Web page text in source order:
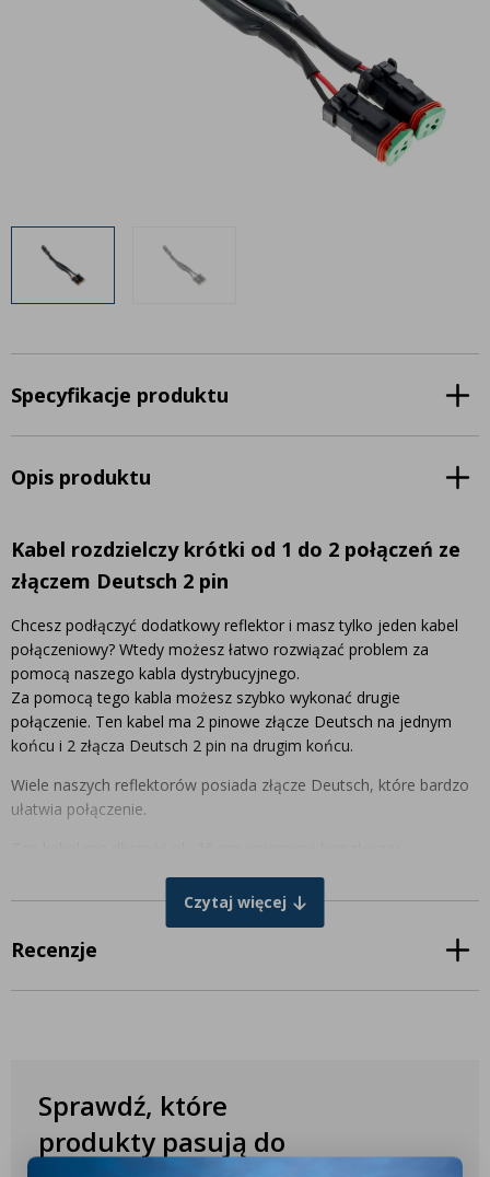
Często zadawane pytania
+48 81 884 70 94
Często zadawane pytania
Specyfikacje produktu
Opis produktu
Kabel rozdzielczy krótki od 1 do 2 połączeń ze
złączem Deutsch 2 pin
Chcesz podłączyć dodatkowy reflektor i masz tylko jeden kabel
połączeniowy? Wtedy możesz łatwo rozwiązać problem za
pomocą naszego kabla dystrybucyjnego.
Za pomocą tego kabla możesz szybko wykonać drugie
połączenie. Ten kabel ma 2 pinowe złącze Deutsch na jednym
końcu i 2 złącza Deutsch 2 pin na drugim końcu.
Wiele naszych reflektorów posiada złącze Deutsch, które bardzo
ułatwia połączenie.
reflektor z wtyczką Deutsch? Nie ma problemu! Tutaj znajdziesz
Czytaj więcej
Recenzje
Sprawdź, które
produkty pasują do